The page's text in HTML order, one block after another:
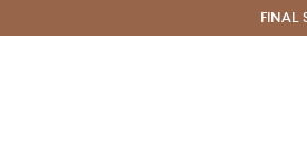
Doručení a vrácení zdarma (od
FINAL